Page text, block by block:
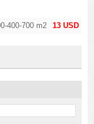
13 USD
400-700 m2